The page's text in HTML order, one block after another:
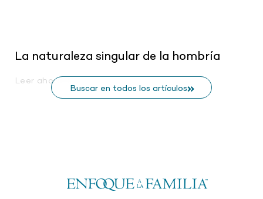
La naturaleza singular de la hombría
Leer ahora
Buscar en todos los artículos